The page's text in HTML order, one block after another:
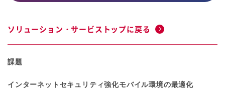
ソリューション・サービストップに戻る
課題
インターネットセキュリティ強化モバイル環境の最適化